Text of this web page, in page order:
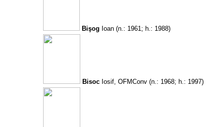
Bişog Ioan (n.: 1961; h.: 1988)
BisocIosif, OFMConv (n.: 1968; h.: 1997)